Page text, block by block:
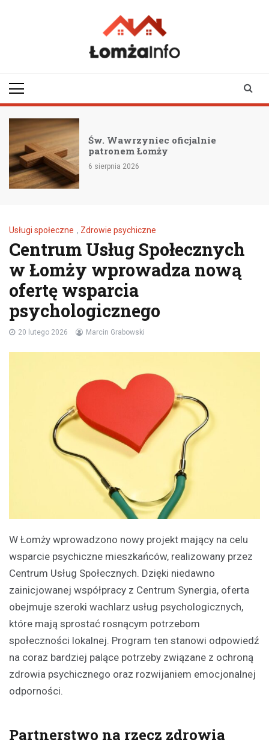
oficjalnie
95-lecie
Usługi społeczne , Zdrowie psychiczne
Centrum Usług Społecznych
w Łomży wprowadza nową
ofertę wsparcia
psychologicznego
20 lutego 2026 Marcin Grabowski
W Łomży wprowadzono nowy projekt mający na celu
wsparcie psychiczne mieszkańców, realizowany przez
Centrum Usług Społecznych. Dzięki niedawno
zainicjowanej współpracy z Centrum Synergia, oferta
obejmuje szeroki wachlarz usług psychologicznych,
które mają sprostać rosnącym potrzebom
społeczności lokalnej. Program ten stanowi odpowiedź
na coraz bardziej palące potrzeby związane z ochroną
zdrowia psychicznego oraz rozwijaniem emocjonalnej
odporności.
Partnerstwo na rzecz zdrowia